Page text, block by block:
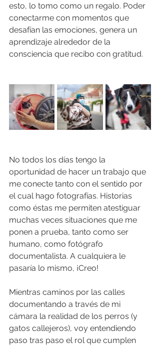
esto, lo tomo como un regalo. Poder
conectarme con momentos que
desafían las emociones, genera un
aprendizaje alrededor de la
consciencia que recibo con gratitud.
No todos los días tengo la
oportunidad de hacer un trabajo que
me conecte tanto con el sentido por
el cual hago fotografías. Historias
como éstas me permiten atestiguar
muchas veces situaciones que me
ponen a prueba, tanto como ser
humano, como fotógrafo
documentalista. A cualquiera le
pasaría lo mismo, ¡Creo!
Mientras caminos por las calles
documentando a través de mi
cámara la realidad de los perros (y
gatos callejeros), voy entendiendo
paso tras paso el rol que cumplen